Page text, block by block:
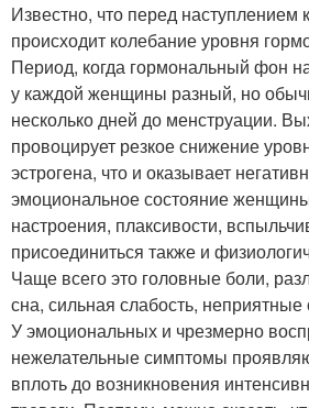
Известно, что перед наступлением
происходит колебание уровня
Период, когда гормональный фон
у каждой женщины разный, но
несколько дней до менструации.
провоцирует резкое снижение
эстрогена, что и оказывает
эмоциональное состояние
настроения, плаксивости,
присоединиться также и
Чаще всего это головные боли,
сна, сильная слабость,
У эмоциональных и чрезмерно
нежелательные симптомы
вплоть до возникновения